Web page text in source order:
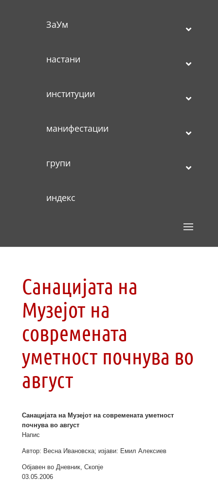
ЗаУм
настани
институции
манифестации
групи
индекс
Санацијата на
Музејот на
современата
уметност почнува во
август
Санацијата на Музејот на современата уметност
почнува во август
Напис
Автор: Весна Ивановска; изјави: Емил Алексиев
Објавен во Дневник, Скопје
03.05.2006